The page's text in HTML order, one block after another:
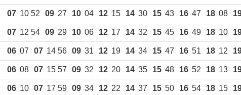
07 10 52 09 27 10 04 12 15 14 30 15 43 16 47 18 08
07 12 54 09 29 10 06 12 17 14 32 15 45 16 49 18 10
06 07 07 14 56 09 31 12 19 14 34 15 47 16 51 18 12
06 08 07 15 57 09 32 12 20 14 35 15 48 16 52 18 13
06 10 07 17 59 09 34 12 22 14 37 15 50 16 54 18 15
Подготовка, переподготовка и